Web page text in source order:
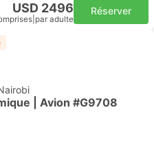
USD 2496
par adulte
Réserver
| Avion #G9708